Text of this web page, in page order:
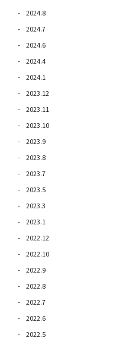
2024.8
2024.7
2024.6
2024.4
2024.1
2023.12
2023.11
2023.10
2023.9
2023.8
2023.7
2023.5
2023.3
2023.1
2022.12
2022.10
2022.9
2022.8
2022.7
2022.6
2022.5